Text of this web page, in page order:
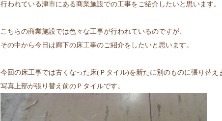
行われている津市にある商業施設での工事をご紹介したいと思います。
こちらの商業施設では色々な工事が行われているのですが、
その中から今日は廊下の床工事のご紹介をしたいと思います。
今回の床工事では古くなった床(Ｐタイル)を新たに別のものに張り替え
写真上部が張り替え前のＰタイルです。